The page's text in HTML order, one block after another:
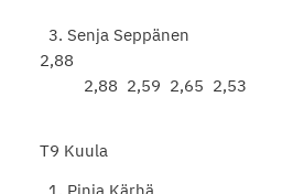
3. Senja
2,88
2,88 2,59 2,65 2,53
T9 Kuula
1. Pinja Kärhä